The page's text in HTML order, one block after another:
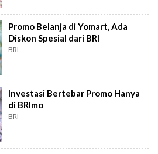
Promo Belanja di Yomart, Ada
Diskon Spesial dari BRI
BRI
Investasi Bertebar Promo Hanya
di BRImo
BRI